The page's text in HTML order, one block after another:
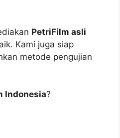
PetriFilm asli
Kami juga siap
metode pengujian
Indonesia?